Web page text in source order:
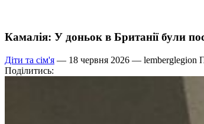
Камалія: У доньок в Британії були
Діти та сім'я — 18 червня 2026 — lemberglegion
Поділитись: